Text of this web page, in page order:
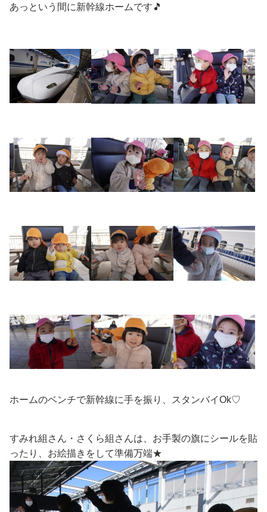
あっという間に新幹線ホームです🎵
ホームのベンチで新幹線に手を振り、スタンバイOk♡
すみれ組さん・さくら組さんは、お手製の旗にシールを貼
ったり、お絵描きをして準備万端★